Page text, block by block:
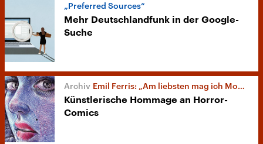
„Preferred Sources“
Mehr Deutschlandfunk in der Google-
Suche
Emil Ferris: „Am liebsten mag ich Monster“
Künstlerische Hommage an Horror-
Comics